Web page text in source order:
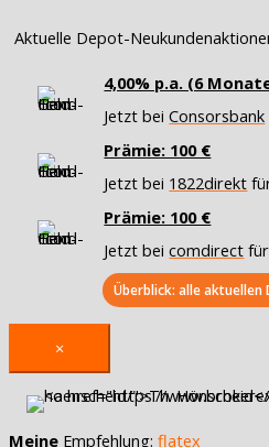
Aktuelle Depot-
4,00% p.a. (6
Jetzt beiConsorsbank
Prämie: 100 €
Jetzt bei 1822direkt
Prämie: 100 €
Jetzt beicomdirect
Überblick: alle aktuellen
×
Meine Empfehlung: flatex